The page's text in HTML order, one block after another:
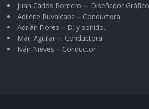
Juan Carlos Romero ⏤. Diseñador Gráfico
Adilene Ruvalcaba ⏤ Conductora
Adrián Flores ⏤ DJ y sonido.
Mari Aguilar ⏤. Conductora
Iván Nieves ⏤ Conductor